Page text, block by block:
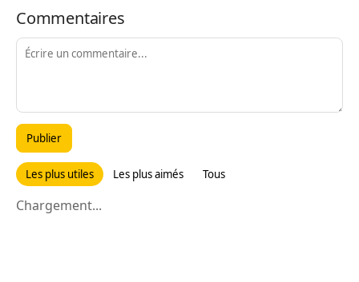
Commentaires
Publier
Les plus utiles Les plus aimés Tous
Chargement...